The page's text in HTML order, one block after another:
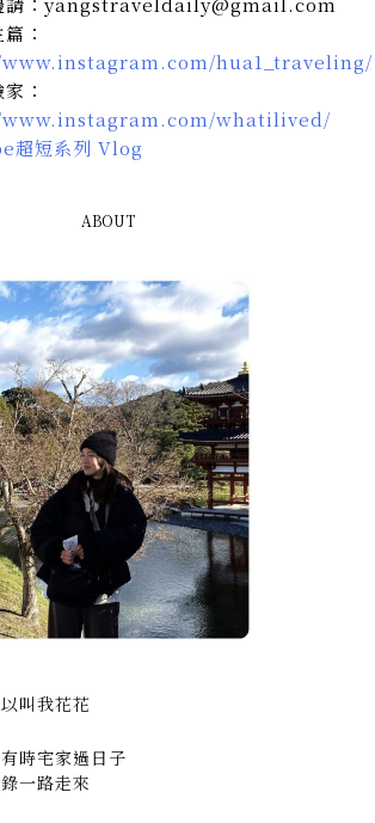
：
hua1_traveling/
：
whatilived/
超短系列 Vlog
ABOUT
叫我花花
時宅家過日子
一路走來